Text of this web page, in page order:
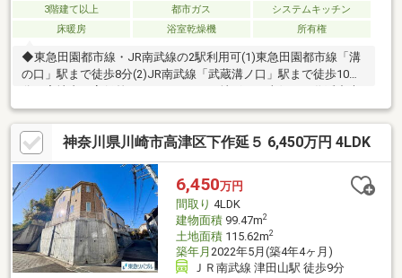
3階建て以上 都市ガス
システムキッチン
床暖房
浴室乾燥機 所有権
◆東急田園都市線・JR南武線の2駅利用可(1)東急田園都市線「溝
の口」駅まで徒歩8分(2)JR南武線「武蔵溝ノ口」駅まで徒歩10
分・宅地内は高低差のないフラットな地形。・東側は下作延中央
公園のため、車は通りません。・キッチン・浴室・洗面室・お手
洗いなど各種水回りには窓が設置・各居室収納の他、階段下収納
が有り収納豊富。・リビングを見渡せるカウンター式のシステム
キッチン(食洗機、浄水器が備え付け)・1坪タイプ(1616サイズ)の
浴室(浴室換気乾燥機付)・リビングダイニング部分には足元から
温まる床暖房が設置・空気の循環を促す24時間換気システムを採
用・玄関ドアは電子キーを採用
神奈川県川崎市高津区下作延５ 6,450万円 4LDK
6,450万円
間取り 4LDK
建物面積99.47m2
土地面積115.62m2
築年月 2022年5月(築4年4ヶ月)
ＪＲ南武線 津田山駅 徒歩9分